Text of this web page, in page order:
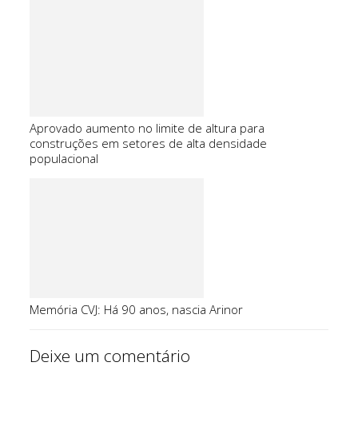
Aprovado aumento no limite de altura para
construções em setores de alta densidade
populacional
Memória CVJ: Há 90 anos, nascia Arinor
Deixe um comentário